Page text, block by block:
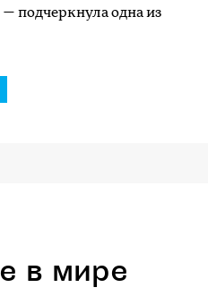
подчеркнула одна из
в мире